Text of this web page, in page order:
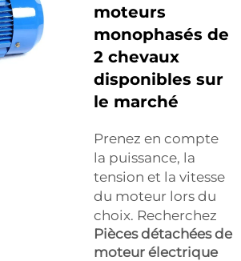
moteurs
monophasés de
2 chevaux
disponibles sur
le marché
Prenez en compte
la puissance, la
tension et la vitesse
du moteur lors du
choix. Recherchez
Pièces détachées de
moteur électrique